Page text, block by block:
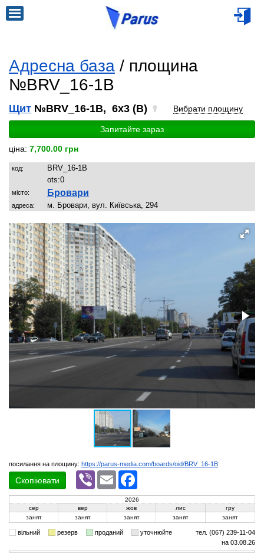
Адресна база / площина
№BRV_16-1B
Щит №BRV_16-1B, 6x3 (B) Вибрати площину
Запитайте зараз
ціна: 7,700.00 грн
код:
BRV_16-1B
ots:0
місто: Бровари
адреса: м. Бровари, вул. Київська, 294
посилання на площину: https://parus-media.com/boards/oid/BRV_16-1B
Скопіювати
Viber Email
2026
сер
вер жов лис
гру
занят
занят занят занят занят
вільний резерв проданий уточнюйте
тел. (067) 239-11-04
на 03.08.26